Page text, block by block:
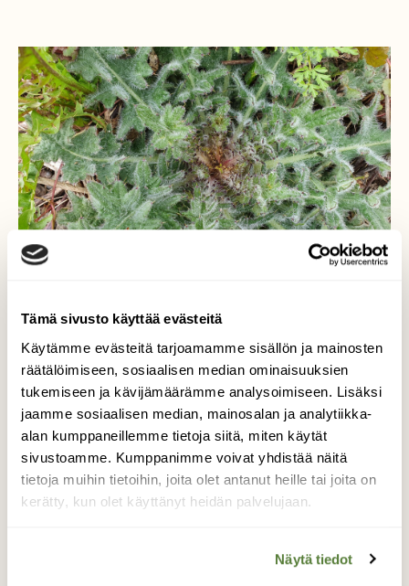
Tämä sivusto käyttää evästeitä
Käytämme evästeitä tarjoamamme sisällön ja mainosten
räätälöimiseen, sosiaalisen median ominaisuuksien
tukemiseen ja kävijämäärämme analysoimiseen. Lisäksi
jaamme sosiaalisen median, mainosalan ja analytiikka-
alan kumppaneillemme tietoja siitä, miten käytät
sivustoamme. Kumppanimme voivat yhdistää näitä
tietoja muihin tietoihin, joita olet antanut heille tai joita on
kerätty, kun olet käyttänyt heidän palvelujaan.
Näytä tiedot
Piikkiohdakkeen
lehtiruusuke
Paikalla oli muutama lehtiruusuke.
Toivottavasti saavat olla rauhassa ja